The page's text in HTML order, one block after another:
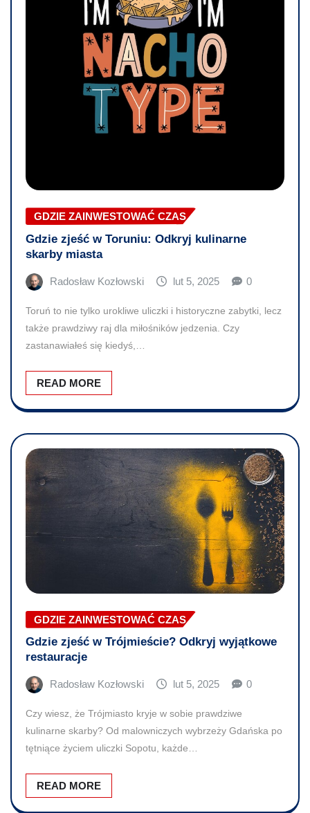
GDZIE ZAINWESTOWAĆ CZAS
Gdzie zjeść w Toruniu: Odkryj kulinarne
skarby miasta
Radosław Kozłowski lut 5, 2025 0
Toruń to nie tylko urokliwe uliczki i historyczne zabytki, lecz
także prawdziwy raj dla miłośników jedzenia. Czy
zastanawiałeś się kiedyś,…
READ MORE
GDZIE ZAINWESTOWAĆ CZAS
Gdzie zjeść w Trójmieście? Odkryj wyjątkowe
restauracje
Radosław Kozłowski lut 5, 2025 0
Czy wiesz, że Trójmiasto kryje w sobie prawdziwe
kulinarne skarby? Od malowniczych wybrzeży Gdańska po
tętniące życiem uliczki Sopotu, każde…
READ MORE